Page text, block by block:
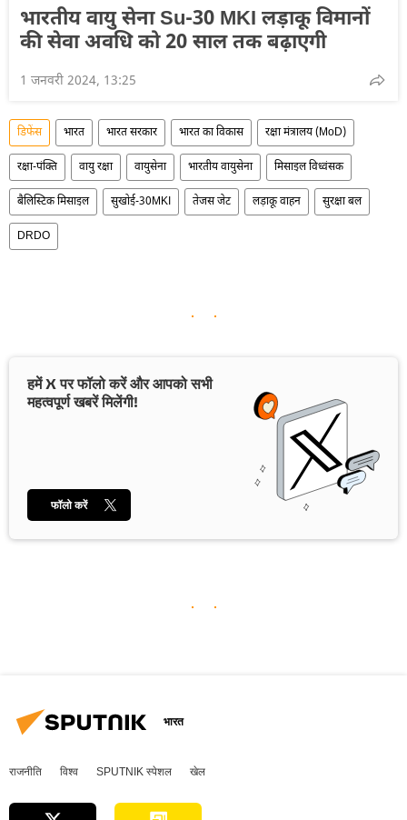
भारतीय वायु सेना Su-30 MKI लड़ाकू विमानों
की सेवा अवधि को 20 साल तक बढ़ाएगी
1 जनवरी 2024, 13:25
डिफेंस भारत भारत सरकार भारत का विकास रक्षा मंत्रालय (MoD)
रक्षा-पंक्ति वायु रक्षा वायुसेना भारतीय वायुसेना मिसाइल विध्वंसक
बैलिस्टिक मिसाइल सुखोई-30MKI तेजस जेट लड़ाकू वाहन सुरक्षा बल
DRDO
हमें X पर फॉलो करें और आपको सभी
महत्वपूर्ण खबरें मिलेंगी!
फॉलो करें
भारत
राजनीति विश्व SPUTNIK स्पेशल खेल